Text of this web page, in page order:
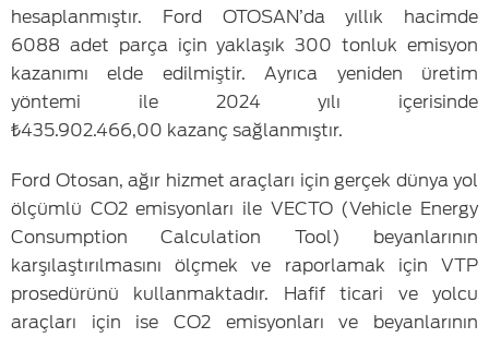
hesaplanmıştır. Ford OTOSAN’da yıllık hacimde
6088 adet parça için yaklaşık 300 tonluk emisyon
kazanımı elde edilmiştir. Ayrıca yeniden üretim
yöntemi ile 2024 yılı içerisinde
₺435.902.466,00 kazanç sağlanmıştır.
Ford Otosan, ağır hizmet araçları için gerçek dünya yol
ölçümlü CO2 emisyonları ile VECTO (Vehicle Energy
Consumption Calculation Tool) beyanlarının
karşılaştırılmasını ölçmek ve raporlamak için VTP
prosedürünü kullanmaktadır. Hafif ticari ve yolcu
araçları için ise CO2 emisyonları ve beyanlarının